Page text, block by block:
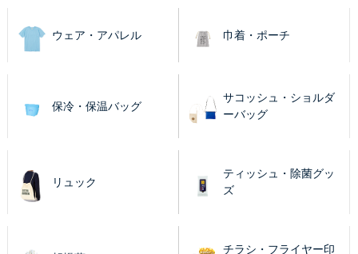
ウェア・アパレル 巾着・ポーチ
保冷・保温バッグ
サコッシュ・ショルダ
ーバッグ
リュック
ティッシュ・除菌グッ
ズ
チラシ・フライヤー印